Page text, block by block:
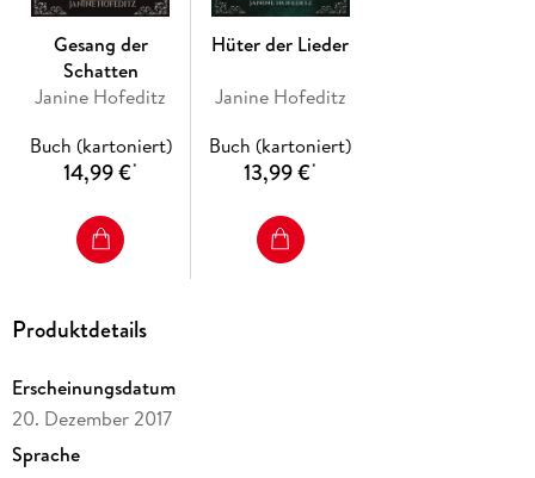
Gesang der
Schatten
Janine Hofeditz
Buch (kartoniert)
14,99 €*
Hüter der Lieder
Janine Hofeditz
Buch (kartoniert)
13,99 €*
Produktdetails
Erscheinungsdatum
20. Dezember 2017
Sprache